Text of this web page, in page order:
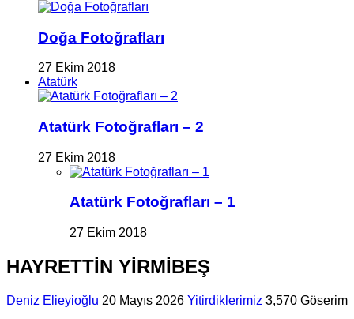
Doğa Fotoğrafları
27 Ekim 2018
Atatürk
Atatürk Fotoğrafları – 2
27 Ekim 2018
Atatürk Fotoğrafları – 1
27 Ekim 2018
HAYRETTİN YİRMİBEŞ
Deniz Elieyioğlu 20 Mayıs 2026 Yitirdiklerimiz 3,570 Göserim